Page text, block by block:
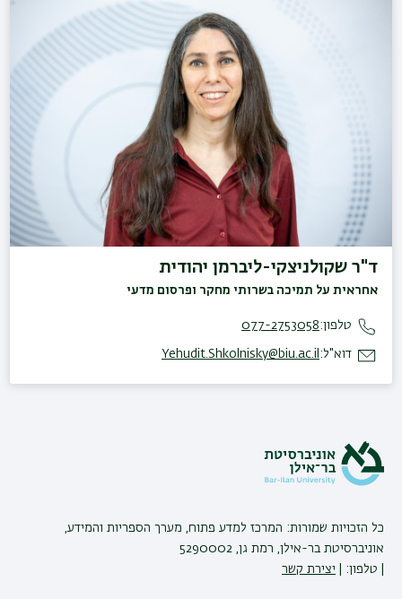
ד"ר שקולניצקי-ליברמן יהודית
אחראית על תמיכה בשרותי מחקר ופרסום מדעי
טלפון:077-2753058
דוא"ל: Yehudit.Shkolnisky@biu.ac.il
כל הזכויות שמורות: המרכז למדע פתוח, מערך הספריות והמידע,
אוניברסיטת בר-אילן, רמת גן, 5290002
| טלפון: |
יצירת קשר